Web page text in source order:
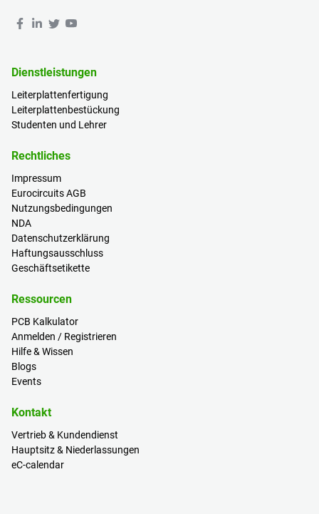
Dienstleistungen
Leiterplattenfertigung
Leiterplattenbestückung
Studenten und Lehrer
Rechtliches
Impressum
Eurocircuits AGB
Nutzungsbedingungen
NDA
Datenschutzerklärung
Haftungsausschluss
Geschäftsetikette
Ressourcen
PCB Kalkulator
Anmelden / Registrieren
Hilfe & Wissen
Blogs
Events
Kontakt
Vertrieb & Kundendienst
Hauptsitz & Niederlassungen
eC-calendar